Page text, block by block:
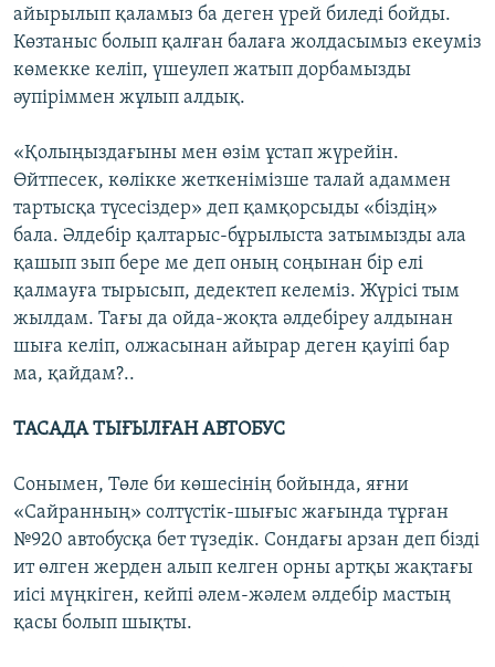
айырылып қаламыз ба деген үрей биледі бойды.
Көзтаныс болып қалған балаға жолдасымыз екеуміз
көмекке келіп, үшеулеп жатып дорбамызды
әупіріммен жұлып алдық.
«Қолыңыздағыны мен өзім ұстап жүрейін.
Өйтпесек, көлікке жеткенімізше талай адаммен
тартысқа түсесіздер» деп қамқорсыды «біздің»
бала. Әлдебір қалтарыс-бұрылыста затымызды ала
қашып зып бере ме деп оның соңынан бір елі
қалмауға тырысып, дедектеп келеміз. Жүрісі тым
жылдам. Тағы да ойда-жоқта әлдебіреу алдынан
шыға келіп, олжасынан айырар деген қауіпі бар
ма, қайдам?..
ТАСАДА ТЫҒЫЛҒАН АВТОБУС
Сонымен, Төле би көшесінің бойында, яғни
«Сайранның» солтүстік-шығыс жағында тұрған
№920 автобусқа бет түзедік. Сондағы арзан деп бізді
ит өлген жерден алып келген орны артқы жақтағы
иісі мүңкіген, кейпі әлем-жәлем әлдебір мастың
қасы болып шықты.